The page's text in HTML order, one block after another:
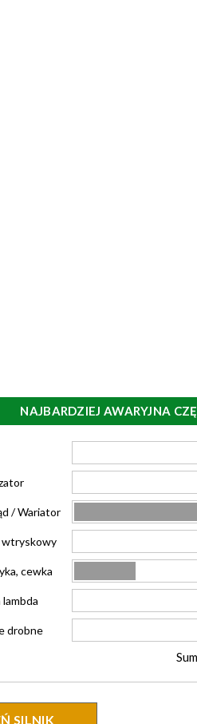
NAJBARDZIEJ AWARYJNA
/ Wariator
wtryskowy
cewka
lambda
drobne
SILNIK